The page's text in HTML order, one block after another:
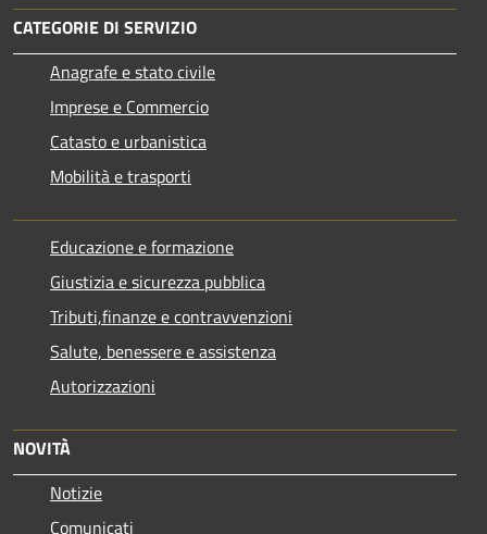
CATEGORIE DI SERVIZIO
Anagrafe e stato civile
Imprese e Commercio
Catasto e urbanistica
Mobilità e trasporti
Educazione e formazione
Giustizia e sicurezza pubblica
Tributi,finanze e contravvenzioni
Salute, benessere e assistenza
Autorizzazioni
NOVITÀ
Notizie
Comunicati